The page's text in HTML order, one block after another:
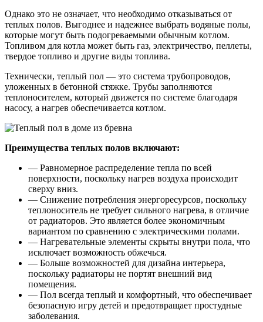
Однако это не означает, что необходимо отказываться от
теплых полов. Выгоднее и надежнее выбрать водяные полы,
которые могут быть подогреваемыми обычным котлом.
Топливом для котла может быть газ, электричество, пеллеты,
твердое топливо и другие виды топлива.
Технически, теплый пол — это система трубопроводов,
уложенных в бетонной стяжке. Трубы заполняются
теплоносителем, который движется по системе благодаря
насосу, а нагрев обеспечивается котлом.
Преимущества теплых полов включают:
— Равномерное распределение тепла по всей
поверхности, поскольку нагрев воздуха происходит
сверху вниз.
— Снижение потребления энергоресурсов, поскольку
теплоноситель не требует сильного нагрева, в отличие
от радиаторов. Это является более экономичным
вариантом по сравнению с электрическими полами.
— Нагревательные элементы скрыты внутри пола, что
исключает возможность обжечься.
— Больше возможностей для дизайна интерьера,
поскольку радиаторы не портят внешний вид
помещения.
— Пол всегда теплый и комфортный, что обеспечивает
безопасную игру детей и предотвращает простудные
заболевания.